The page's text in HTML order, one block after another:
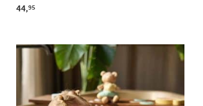
44,95